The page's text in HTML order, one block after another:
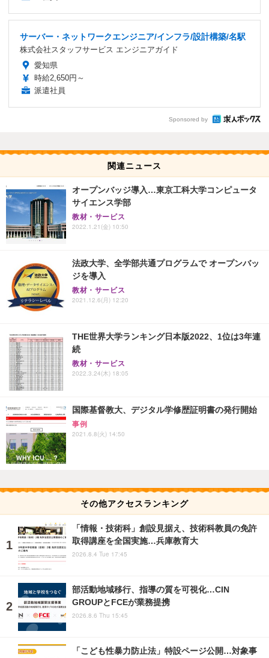
サーバー・ネットワークエンジニア/インフラ/設計構築/名駅
株式会社スタッフサービス エンジニアガイド
愛知県
時給2,650円～
派遣社員
Sponsored by
関連ニュース
オープンバッジ導入…東京工科大学コンピュータ
サイエンス学部
教材・サービス
2022.1.21(金) 10:50
法政大学、全学部共通プログラムで オープンバッ
ジを導入
教材・サービス
2021.12.6(月) 12:20
THE世界大学ランキング日本版2022、1位は3年連
続
教材・サービス
2022.3.24(木) 18:05
国際基督教大、デジタル学修歴証明書の発行開始
事例
2021.6.8(火) 14:50
その他アクセスランキング
「情報・技術科」創設見据え、技術科教員の免許
取得講座を全国実施…兵庫教育大
2026.8.4 Tue 17:45
部活動地域移行、指導の質を可視化…CIN
GROUPとFCEが業務提携
2026.8.6 Thu 15:45
「こども性暴力防止法」特設ページ公開…対象事